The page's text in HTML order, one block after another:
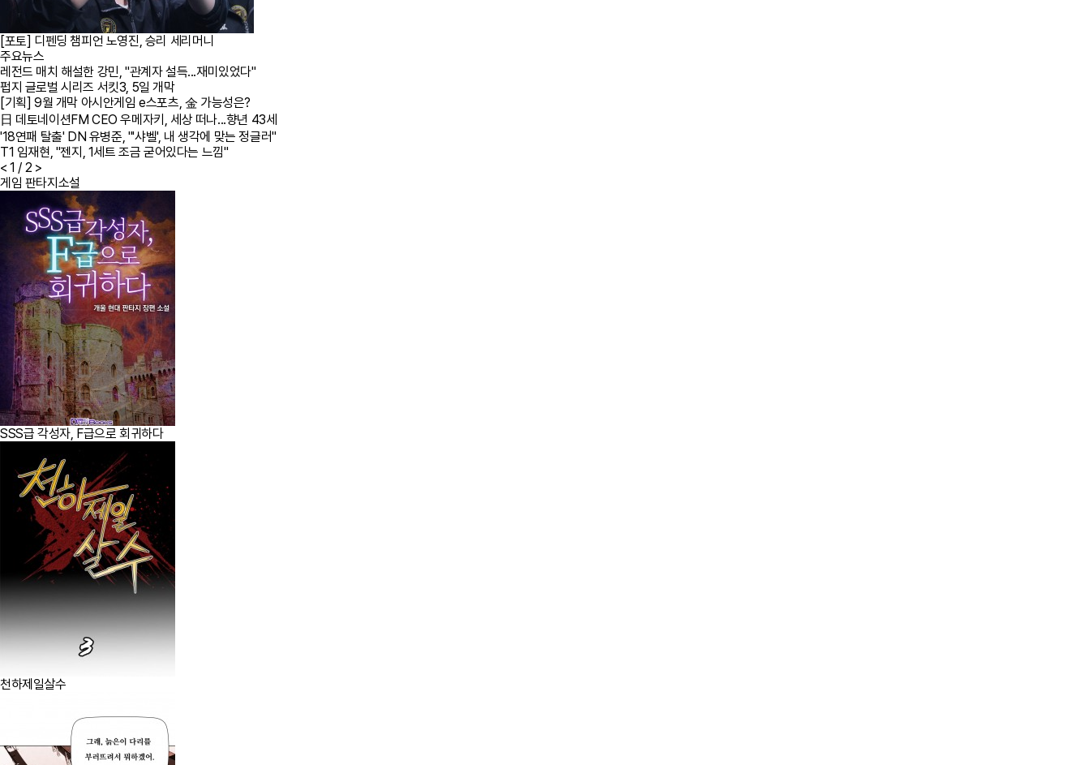
[포토] 디펜딩 챔피언 노영진, 승리 세리머니
주요뉴스
레전드 매치 해설한 강민, "관계자 설득...재미있었다"
펍지 글로벌 시리즈 서킷3, 5일 개막
[기획] 9월 개막 아시안게임 e스포츠, 金 가능성은?
日 데토네이션FM CEO 우메자키, 세상 떠나...향년 43세
'18연패 탈출' DN 유병준, "'샤벨', 내 생각에 맞는 정글러"
T1 임재현, "젠지, 1세트 조금 굳어있다는 느낌"
< 1 / 2 >
게임 판타지소설
SSS급 각성자, F급으로 회귀하다
천하제일살수